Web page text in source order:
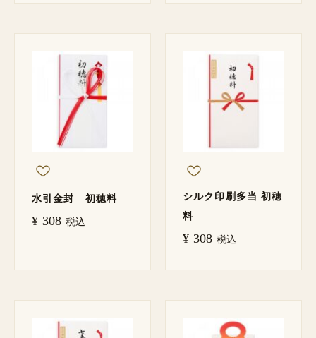
水引金封 初穂料
¥ 308 税込
シルク印刷多当 初穂
料
¥ 308 税込